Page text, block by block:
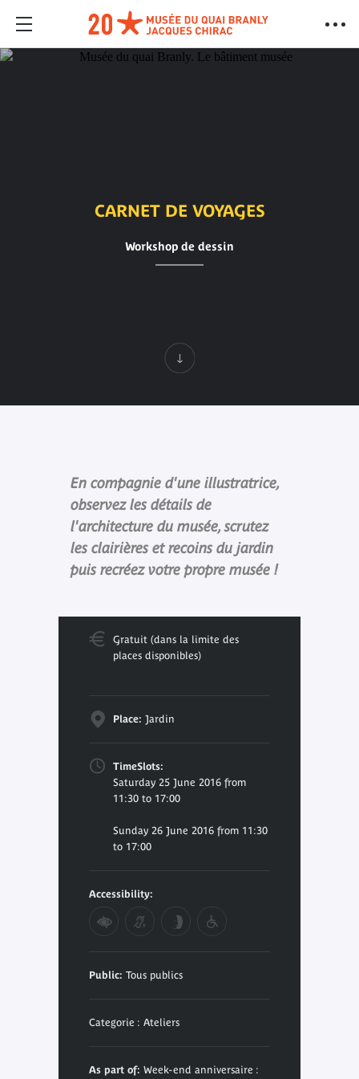
CARNET DE VOYAGES
Workshop de dessin
En compagnie d'une illustratrice,
observez les détails de
l'architecture du musée, scrutez
les clairières et recoins du jardin
puis recréez votre propre musée !
Gratuit (dans la limite des
places disponibles)
Place: Jardin
TimeSlots:
Saturday 25 June 2016 from
11:30 to 17:00
Sunday 26 June 2016 from 11:30
to 17:00
Accessibility:
Public: Tous publics
Categorie : Ateliers
As part of: Week-end anniversaire :